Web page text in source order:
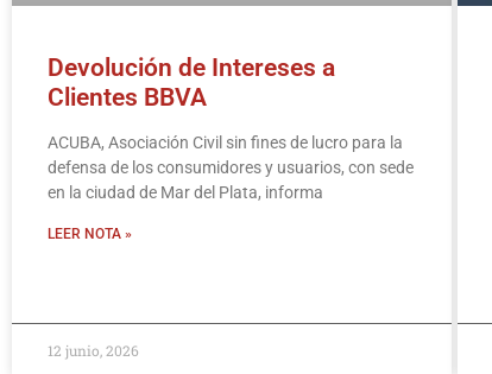
Devolución de Intereses a
Clientes BBVA
ACUBA, Asociación Civil sin fines de lucro para la
defensa de los consumidores y usuarios, con sede
en la ciudad de Mar del Plata, informa
LEER NOTA »
12 junio, 2026